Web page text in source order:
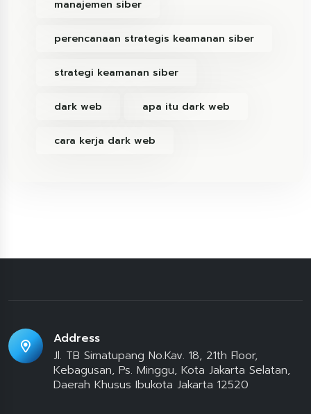
manajemen siber
perencanaan strategis keamanan siber
strategi keamanan siber
dark web apa itu dark web
cara kerja dark web
Address
Jl. TB Simatupang No.Kav. 18, 21th Floor,
Kebagusan, Ps. Minggu, Kota Jakarta Selatan,
Daerah Khusus Ibukota Jakarta 12520